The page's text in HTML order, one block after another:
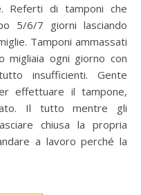
Referti di tamponi che
5/6/7 giorni lasciando
Tamponi ammassati
migliaia ogni giorno con
insufficienti. Gente
effettuare il tampone,
Il tutto mentre gli
chiusa la propria
a lavoro perché la